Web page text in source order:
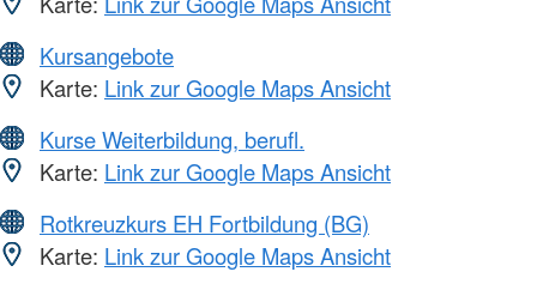
Kursangebote
Karte: Link zur Google Maps Ansicht
Kurse Weiterbildung, berufl.
Karte: Link zur Google Maps Ansicht
Rotkreuzkurs EH Fortbildung (BG)
Karte: Link zur Google Maps Ansicht